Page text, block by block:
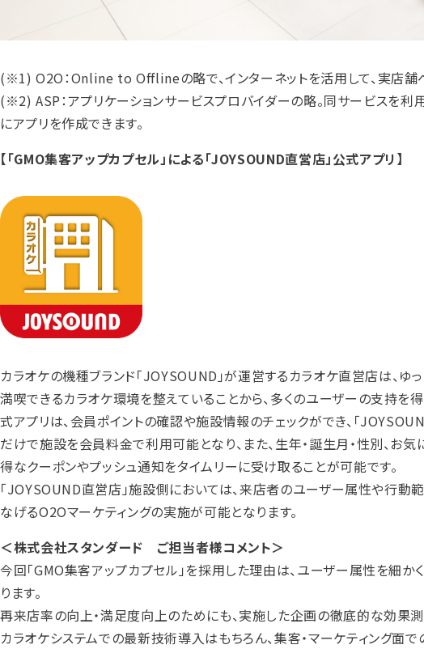
(※1) O2O：Online to Offlineの略で、インターネットを活用して、実店
(※2) ASP：アプリケーションサービスプロバイダーの略。同サービスを利
にアプリを作成できます。
【「GMO集客アップカプセル」による「JOYSOUND直営店」公式アプリ】
カラオケの機種ブランド「JOYSOUND」が運営するカラオケ直営店は、
満喫できるカラオケ環境を整えていることから、多くのユーザーの支持を
式アプリは、会員ポイントの確認や施設情報のチェックができ、「
だけで施設を会員料金で利用可能となり、また、生年・誕生月・性別、お
得なクーポンやプッシュ通知をタイムリーに受け取ることが可能です。
「JOYSOUND直営店」施設側においては、来店者のユーザー属性や行
なげるO2Oマーケティングの実施が可能となります。
＜株式会社スタンダード ご担当者様コメント＞
今回「GMO集客アップカプセル」を採用した理由は、ユーザー属性を細か
ります。
再来店率の向上・満足度向上のためにも、実施した企画の徹底的な効果測
カラオケシステムでの最新技術導入はもちろん、集客・マーケティング